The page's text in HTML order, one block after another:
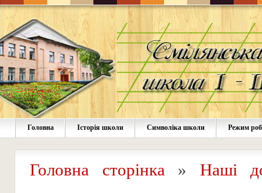
Головна Історія школи Символіка школи Режим
Головна сторінка » Наші